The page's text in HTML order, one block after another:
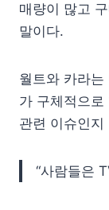
매량이 많고
말이다.
월트와 카라
가 구체적으로
관련 이슈인
“사람들은